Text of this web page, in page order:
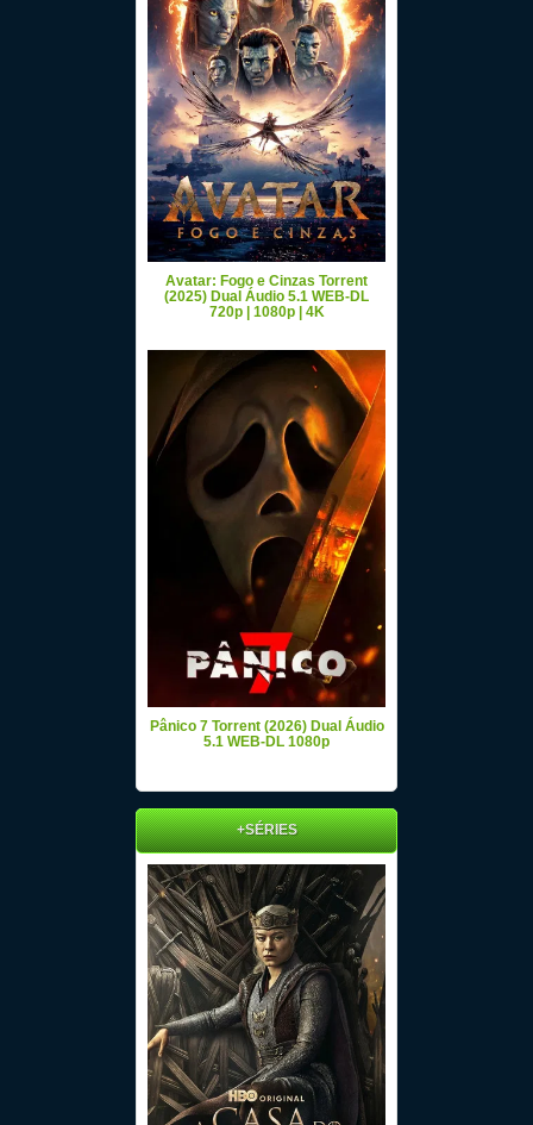
Avatar: Fogo e Cinzas Torrent
(2025) Dual Áudio 5.1 WEB-DL
720p | 1080p | 4K
Pânico 7 Torrent (2026) Dual Áudio
5.1 WEB-DL 1080p
+SÉRIES